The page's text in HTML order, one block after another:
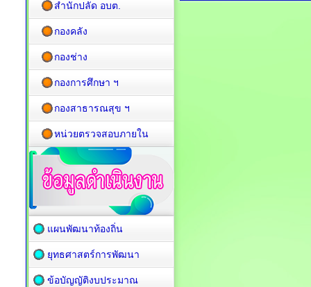
สำนักปลัด อบต.
กองคลัง
กองช่าง
กองการศึกษา ฯ
กองสาธารณสุข ฯ
หน่วยตรวจสอบภายใน
แผนพัฒนาท้องถิ่น
ยุทธศาสตร์การพัฒนา
ข้อบัญญัติงบประมาณ